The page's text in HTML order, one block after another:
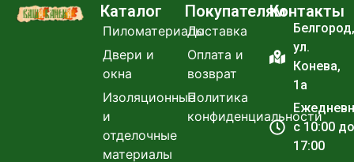
Каталог
Пиломатериалы
Двери и
окна
Изоляционные
и
отделочные
материалы
Покупателям
Доставка
Оплата и
возврат
Политика
конфиденциальности
Контакты
Белгород,
ул.
Конева,
1а
с 10:00 до
17:00